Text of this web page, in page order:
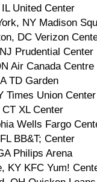
United Center
NY Madison
DC Verizon
Prudential Center
Air Canada Centre
TD Garden
Times Union Center
XL Center
Wells Fargo
BB&T; Center
Philips Arena
KY KFC Yum!